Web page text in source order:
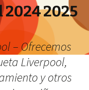
2025
– Ofrecemos
Liverpool,
y otros